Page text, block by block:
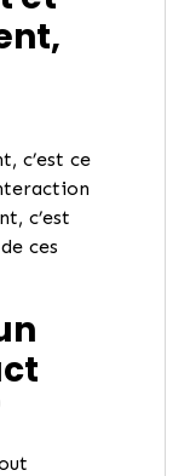
c’est ce
c’est
ces